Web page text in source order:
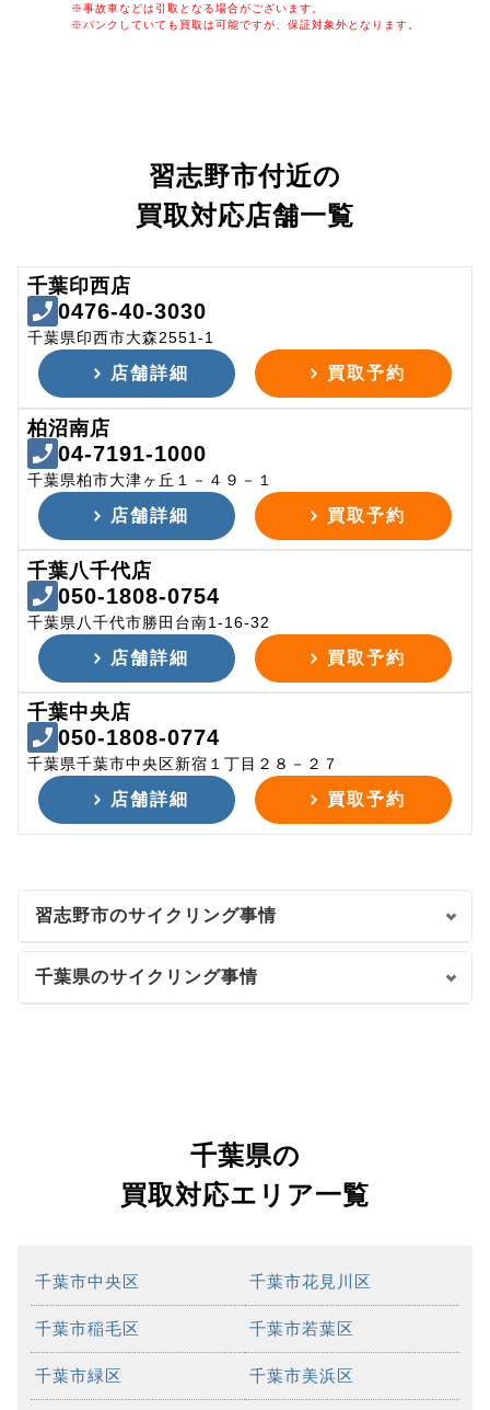
※事故車などは引取となる場合がございます。
※パンクしていても買取は可能ですが、保証対象外となります。
習志野市付近の
買取対応店舗一覧
千葉印西店
0476-40-3030
千葉県印西市大森2551-1
店舗詳細 買取予約
柏沼南店
04-7191-1000
千葉県柏市大津ヶ丘１－４９－１
店舗詳細 買取予約
千葉八千代店
050-1808-0754
千葉県八千代市勝田台南1-16-32
店舗詳細 買取予約
千葉中央店
050-1808-0774
千葉県千葉市中央区新宿１丁目２８－２７
店舗詳細 買取予約
習志野市のサイクリング事情
千葉県のサイクリング事情
千葉県の
買取対応エリア一覧
千葉市中央区 千葉市花見川区
千葉市稲毛区 千葉市若葉区
千葉市緑区 千葉市美浜区